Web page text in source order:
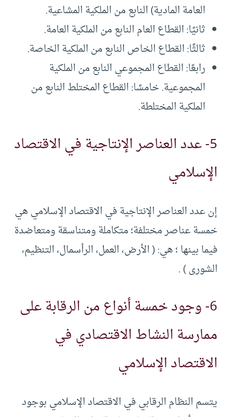
العامة المادية) النابع من الملكية المشاعية.
ثانيًا: القطاع العام النابع من الملكية العامة.
ثالثًا: القطاع الخاص النابع من الملكية الخاصة.
رابعًا: القطاع المجموعي النابع من الملكية
المجموعية. خامسًا: القطاع المختلط النابع من
الملكية المختلطة.
5- عدد العناصر الإنتاجية في الاقتصاد
الإسلامي
إن عدد العناصر الإنتاجية في الاقتصاد الإسلامي هي
خمسة عناصر مختلفة؛ متكاملة ومتناسقة ومتعاضدة
فيما بينها ؛ هي: ( الأرض، العمل، الرأسمال، التنظيم،
الشورى ) .
6- وجود خمسة أنواع من الرقابة على
ممارسة النشاط الاقتصادي في
الاقتصاد الإسلامي
يتسم النظام الرقابي في الاقتصاد الإسلامي بوجود